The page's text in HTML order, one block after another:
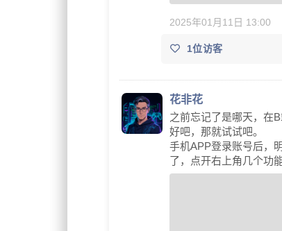
2025年01月11日 13:00
1位访客
花非花
之前忘记了是哪天，在
好吧，那就试试吧。
手机APP登录账号后，
了，点开右上角几个功